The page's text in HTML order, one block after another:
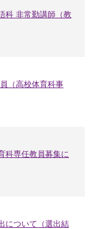
科 非常勤講師（教
（高校体育科事
科専任教員募集に
について（選出結